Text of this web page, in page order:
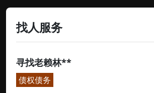
找人服务
寻找老赖林**
债权债务